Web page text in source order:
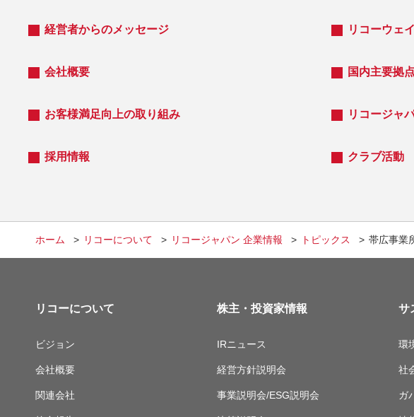
経営者からのメッセージ リコーウェイ
会社概要 国内主要拠点
お客様満足向上の取り組み リコージャ
採用情報 クラブ活動
ホーム リコーについて リコージャパン 企業情報 トピックス 帯広事業
リコーについて
ビジョン
会社概要
関連会社
株主・投資家情報
IRニュース
経営方針説明会
事業説明会/ESG説明会
サ
環
社
ガ